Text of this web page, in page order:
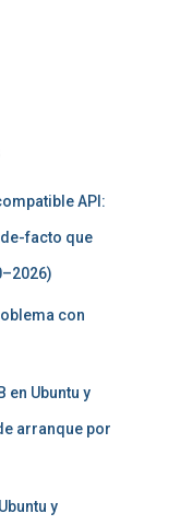
API:
facto que
con
en Ubuntu y
arranque por
y